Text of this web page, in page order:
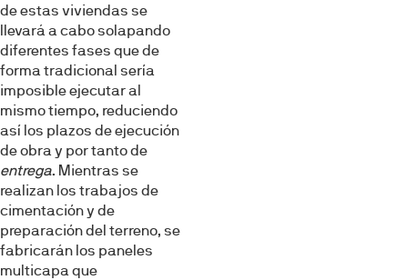
de estas viviendas se
llevará a cabo solapando
diferentes fases que de
forma tradicional sería
imposible ejecutar al
mismo tiempo, reduciendo
así los plazos de ejecución
de obra y por tanto de
entrega. Mientras se
realizan los trabajos de
cimentación y de
preparación del terreno, se
fabricarán los paneles
multicapa que